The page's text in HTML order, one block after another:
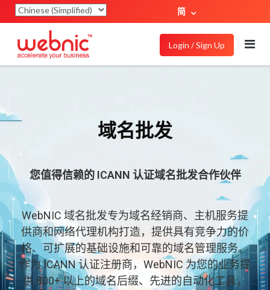
简
Login / Sign Up
域名批发
您值得信赖的 ICANN 认证域名批发合作伙伴
WebNIC 域名批发专为域名经销商、主机服务提
供商和网络代理机构打造，提供具有竞争力的价
格、可扩展的基础设施和可靠的域名管理服务。
作为 ICANN 认证注册商，WebNIC 为您的业务提
供 800+ 以上的域名后缀、先进的自动化工具，